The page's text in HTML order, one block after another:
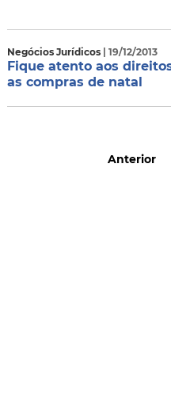
Negócios Jurídicos | 19/12/2013
Fique atento aos
as compras de natal
Anterior